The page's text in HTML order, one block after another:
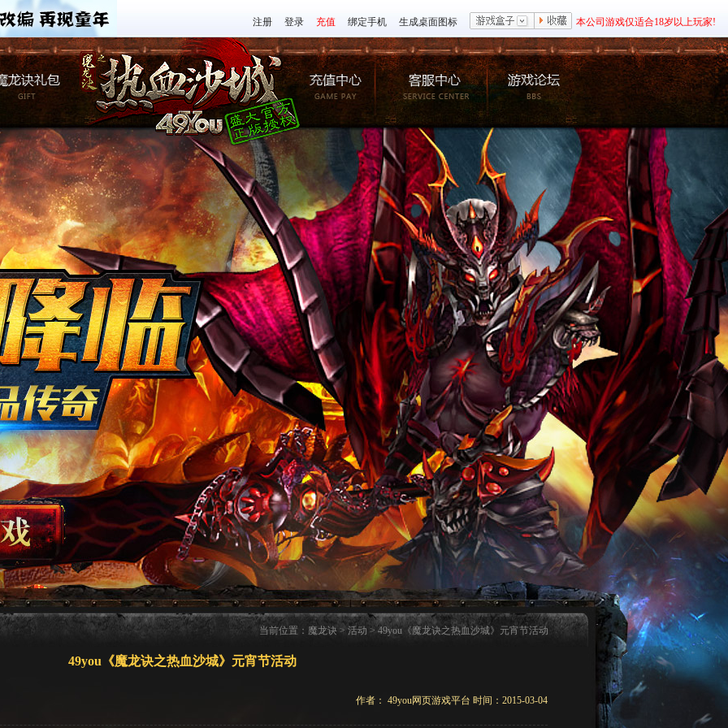
本公司游戏仅适合18岁以上玩家!
注册 登录 充值 绑定手机 生成桌面图标
当前位置： 魔龙诀> 活动 > 49you《魔龙诀之热血沙城》元宵节活动
49you《魔龙诀之热血沙城》元宵节活动
作者： 49you网页游戏平台 时间：2015-03-04